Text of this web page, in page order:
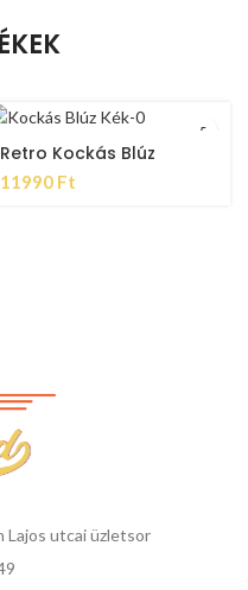
Retro Kockás Blúz
11990 Ft
Lajos utcai üzletsor